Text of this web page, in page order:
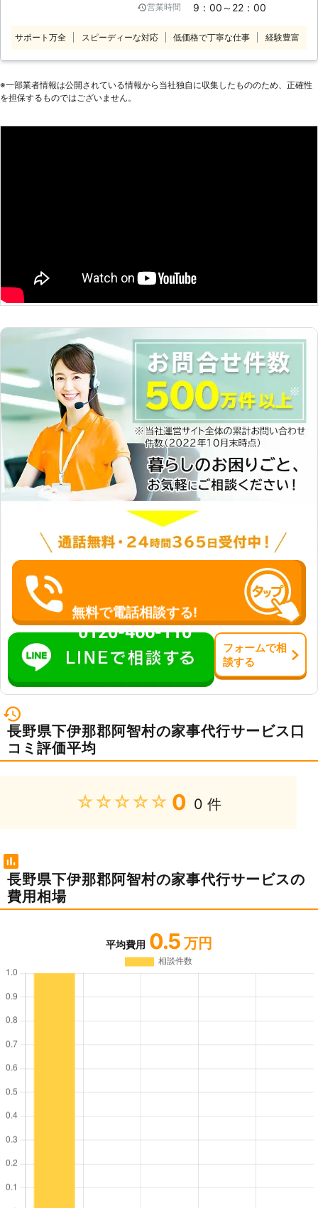
動、テレビや電気機器の設置方法がわ
とが手に負えない……などなど。 そん
りごとなら どんなに小さなことで
事代行サービス、行っております
たします。 どんなに小さなことでも
い。 創業12年、みなさまよりご信頼
ウスクリーニングや家具の組み立て、
不用品回収や引っ越し作業、雪かきな
どにもご対応しています。 ご遠慮な
く、なんでもお申しつけください！
営業時間 9：00～22：00
サポート万全 スピーディーな対応 低価格で丁寧な仕事 経験豊富
※⼀部業者情報は公開されている情報から当社独⾃に収集したもののため、正確性
を担保するものではございません。
無料で電話相談する!
0120-466-110
フォームで相
談する
長野県下伊那郡阿智村の家事代行サービス口
コミ評価平均
★★★★★ 0 0 件
長野県下伊那郡阿智村の家事代行サービスの
費用相場
平均費用 0.5 万円